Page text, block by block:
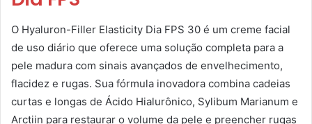
O Hyaluron-Filler Elasticity Dia FPS 30 é um creme facial
de uso diário que oferece uma solução completa para a
pele madura com sinais avançados de envelhecimento,
flacidez e rugas. Sua fórmula inovadora combina cadeias
curtas e longas de Ácido Hialurônico, Sylibum Marianum e
Arctiin para restaurar o volume da pele e preencher rugas